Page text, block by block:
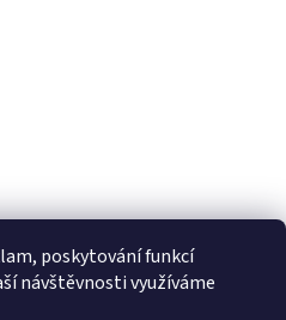
poskytování funkcí
návštěvnosti využíváme